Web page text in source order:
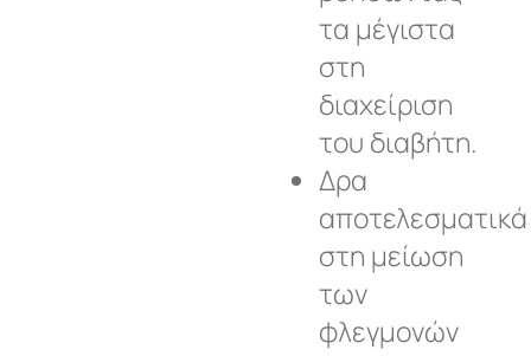
τα μέγιστα
στη
διαχείριση
του διαβήτη.
Δρα
αποτελεσματικά
στη μείωση
των
φλεγμονών